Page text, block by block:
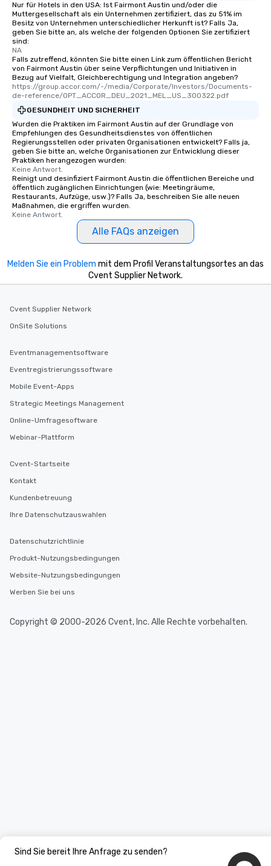
Nur für Hotels in den USA: Ist Fairmont Austin und/oder die
Muttergesellschaft als ein Unternehmen zertifiziert, das zu 51% im
Besitz von Unternehmen unterschiedlicher Herkunft ist? Falls Ja,
geben Sie bitte an, als welche der folgenden Optionen Sie zertifiziert
sind:
NA
Falls zutreffend, könnten Sie bitte einen Link zum öffentlichen Bericht
von Fairmont Austin über seine Verpflichtungen und Initiativen in
Bezug auf Vielfalt, Gleichberechtigung und Integration angeben?
https://group.accor.com/-/media/Corporate/Investors/Documents-
de-reference/OPT_ACCOR_DEU_2021_MEL_US_300322.pdf
GESUNDHEIT UND SICHERHEIT
Wurden die Praktiken im Fairmont Austin auf der Grundlage von
Empfehlungen des Gesundheitsdienstes von öffentlichen
Regierungsstellen oder privaten Organisationen entwickelt? Falls ja,
geben Sie bitte an, welche Organisationen zur Entwicklung dieser
Praktiken herangezogen wurden:
Keine Antwort.
Reinigt und desinfiziert Fairmont Austin die öffentlichen Bereiche und
öffentlich zugänglichen Einrichtungen (wie: Meetingräume,
Restaurants, Aufzüge, usw.)? Falls Ja, beschreiben Sie alle neuen
Maßnahmen, die ergriffen wurden.
Keine Antwort.
Alle FAQs anzeigen
Sind Sie bereit Ihre Anfrage zu senden?
Melden Sie ein Problem mit dem Profil Veranstaltungsortes an das
Cvent Supplier Network.
Cvent Supplier Network
OnSite Solutions
Eventmanagementsoftware
Eventregistrierungssoftware
Mobile Event-Apps
Strategic Meetings Management
Online-Umfragesoftware
Webinar-Plattform
Cvent-Startseite
Kontakt
Kundenbetreuung
Ihre Datenschutzauswahlen
Datenschutzrichtlinie
Produkt-Nutzungsbedingungen
Website-Nutzungsbedingungen
Werben Sie bei uns
Copyright © 2000-2026 Cvent, Inc. Alle Rechte vorbehalten.